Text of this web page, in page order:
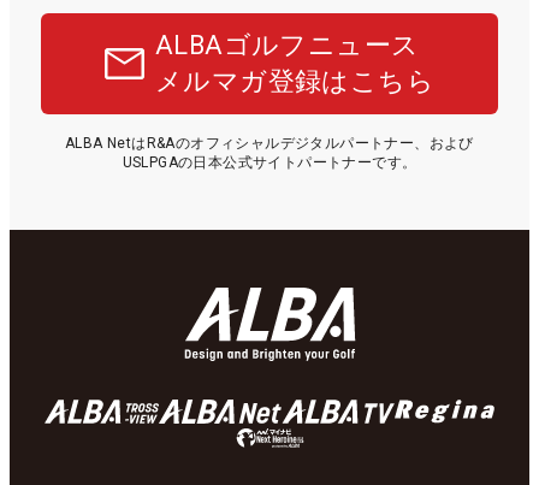
ALBAゴルフニュース
メルマガ登録はこちら
ALBA NetはR&Aのオフィシャルデジタルパートナー、および
USLPGAの日本公式サイトパートナーです。